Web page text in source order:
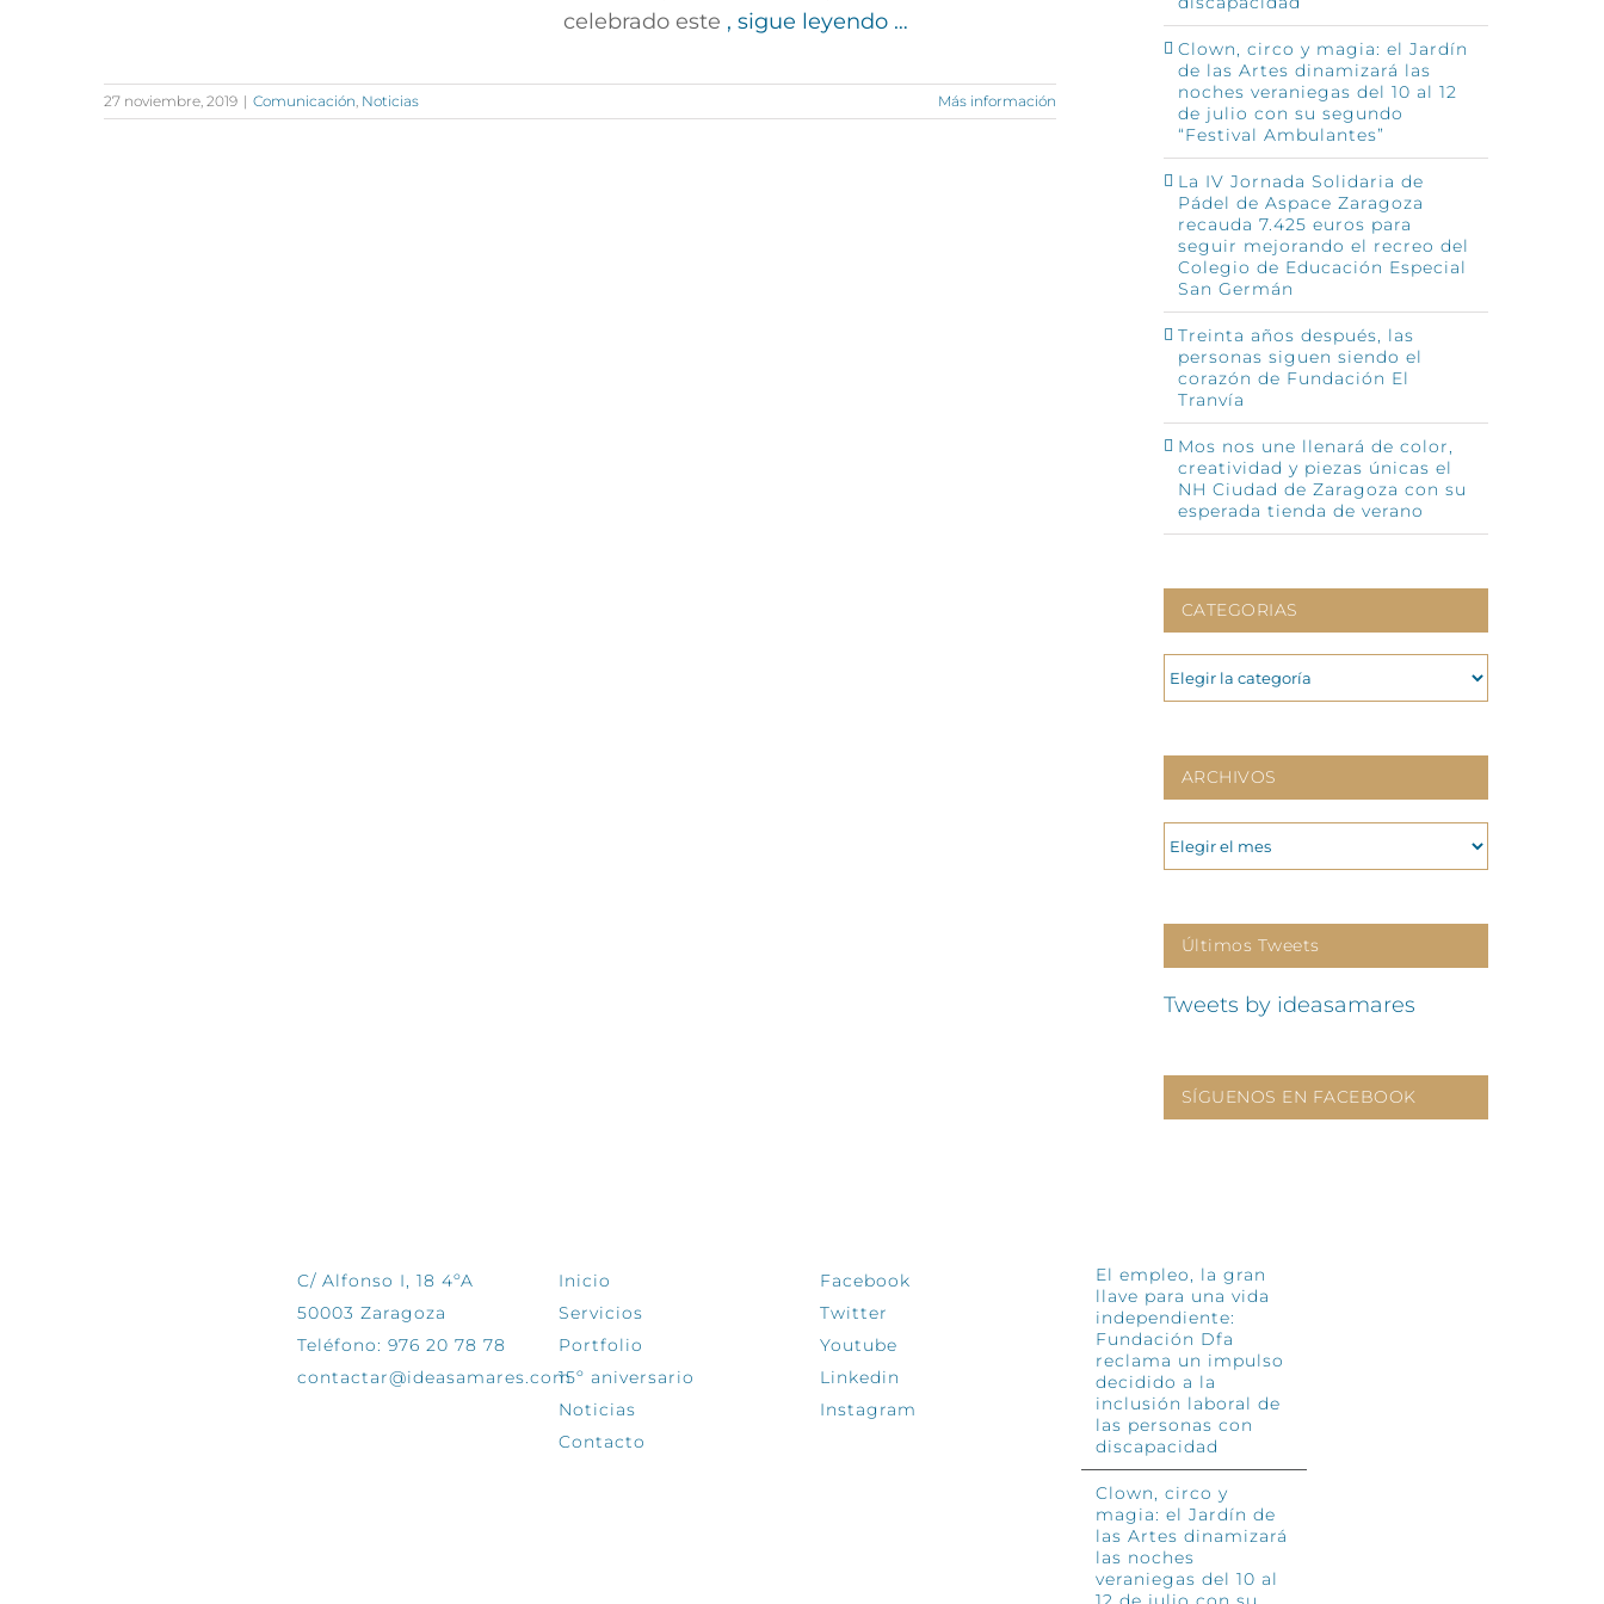
celebrado este , sigue leyendo …
27 noviembre, 2019 | Comunicación, Noticias Más información
Clown, circo y magia: el Jardín
de las Artes dinamizará las
noches veraniegas del 10 al 12
de julio con su segundo
“Festival Ambulantes”
La IV Jornada Solidaria de
Pádel de Aspace Zaragoza
recauda 7.425 euros para
seguir mejorando el recreo del
Colegio de Educación Especial
San Germán
Treinta años después, las
personas siguen siendo el
corazón de Fundación El
Tranvía
Mos nos une llenará de color,
creatividad y piezas únicas el
NH Ciudad de Zaragoza con su
esperada tienda de verano
CATEGORIAS
CATEGORIAS
ARCHIVOS
ARCHIVOS
Últimos Tweets
Tweets by ideasamares
SÍGUENOS EN FACEBOOK
C/ Alfonso I, 18 4ºA
50003 Zaragoza
Teléfono: 976 20 78 78
contactar@ideasamares.com
Inicio
Servicios
Portfolio
15º aniversario
Noticias
Contacto
Facebook
Twitter
Youtube
Linkedin
Instagram
El empleo, la gran
llave para una vida
independiente:
Fundación Dfa
reclama un impulso
decidido a la
inclusión laboral de
las personas con
discapacidad
Clown, circo y
magia: el Jardín de
las Artes dinamizará
las noches
veraniegas del 10 al